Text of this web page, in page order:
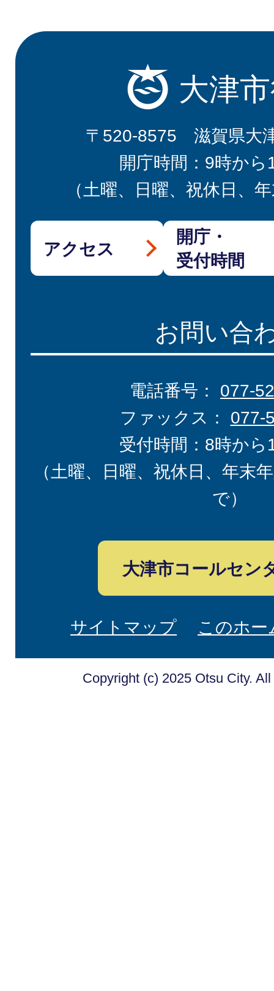
大津
〒520-8575 滋賀県大
開庁時間：9時から
（土曜、日曜、祝休日、
アクセス
開庁・
受付時間
お問い合
電話番号： 077-
ファックス： 077-
受付時間：8時から
（土曜、日曜、祝休日、年末
で）
大津市コールセン
サイトマップ このホ
Copyright (c) 2025 Otsu City.